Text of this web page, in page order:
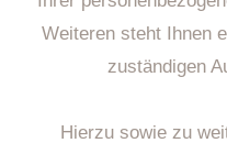
Weiteren steht Ihnen
zuständigen
Hierzu sowie zu